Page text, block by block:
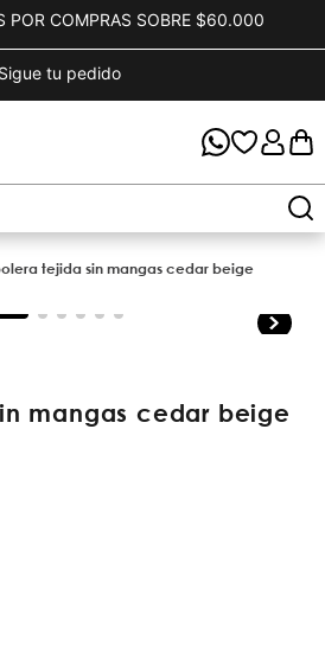
POR COMPRAS SOBRE $60.000
Sigue tu pedido
tejida sin mangas cedar beige